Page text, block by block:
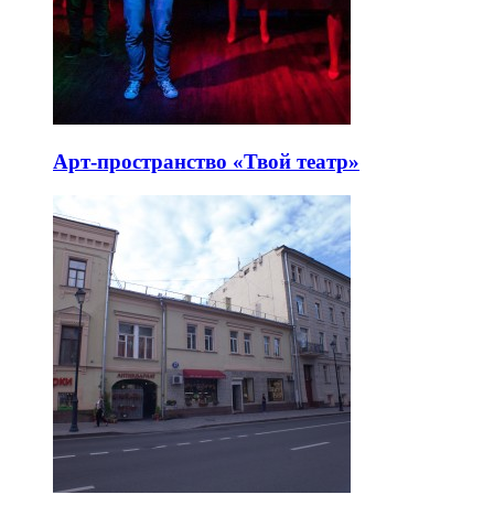
Арт-пространство «Твой театр»